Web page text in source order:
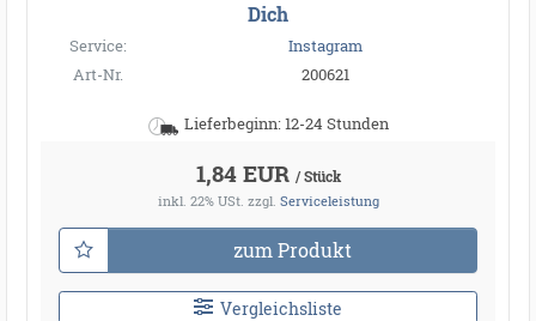
Dich
Service:
Instagram
Art-Nr.
200621
Lieferbeginn: 12-24 Stunden
1,84 EUR / Stück
inkl. 22% USt. zzgl. Serviceleistung
zum Produkt
Vergleichsliste